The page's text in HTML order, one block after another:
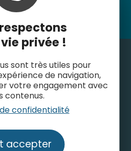
privée !
sont très utiles pour
de navigation,
votre engagement avec
contenus.
confidentialité
accepter
nous
un tourisme durable